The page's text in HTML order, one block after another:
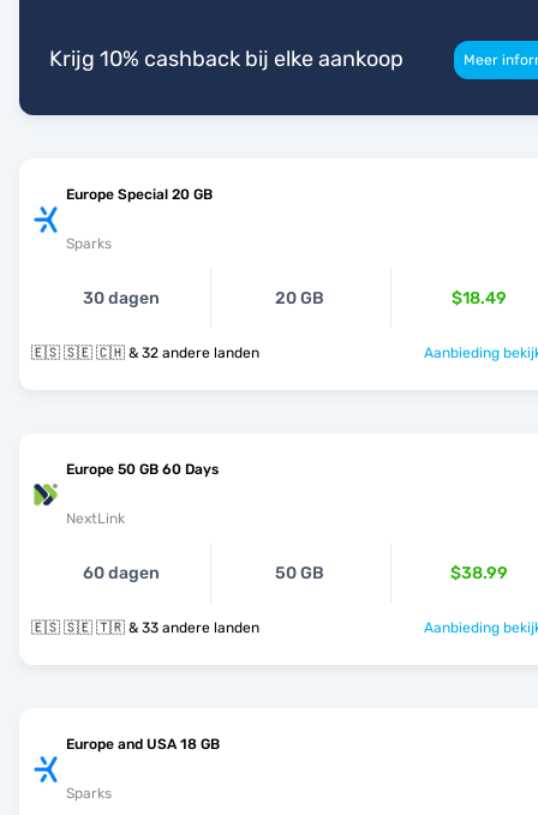
Krijg 10% cashback bij elke aankoop Meer
Europe Special 20 GB
Sparks
30 dagen 20 GB $18.49
🇪🇸 🇸🇪 🇨🇭 & 32 andere landen Aanbieding
Europe 50 GB 60 Days
NextLink
60 dagen 50 GB $38.99
🇪🇸 🇸🇪 🇹🇷 & 33 andere landen Aanbieding
Europe and USA 18 GB
Sparks